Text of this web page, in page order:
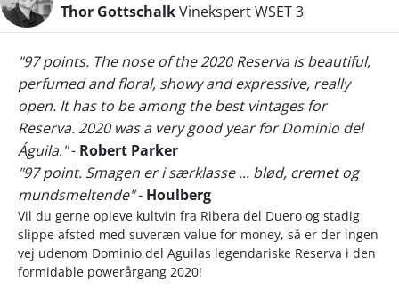
Thor GottschalkVinekspert WSET 3
"97 points. The nose of the 2020 Reserva is beautiful,
perfumed and floral, showy and expressive, really
open. It has to be among the best vintages for
Reserva. 2020 was a very good year for Dominio del
Águila."- Robert Parker
"97 point. Smagen er i særklasse ... blød, cremet og
mundsmeltende"- Houlberg
Vil du gerne opleve kultvin fra Ribera del Duero og stadig
slippe afsted med suveræn value for money, så er der ingen
vej udenom Dominio del Aguilas legendariske Reserva i den
formidable powerårgang 2020!